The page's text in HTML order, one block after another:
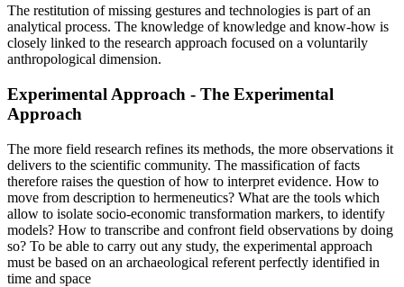
The restitution of missing gestures and technologies is part of an
analytical process. The knowledge of knowledge and know-how is
closely linked to the research approach focused on a voluntarily
anthropological dimension.
Experimental Approach - The Experimental
Approach
The more field research refines its methods, the more observations it
delivers to the scientific community. The massification of facts
therefore raises the question of how to interpret evidence. How to
move from description to hermeneutics? What are the tools which
allow to isolate socio-economic transformation markers, to identify
models? How to transcribe and confront field observations by doing
so? To be able to carry out any study, the experimental approach
must be based on an archaeological referent perfectly identified in
time and space